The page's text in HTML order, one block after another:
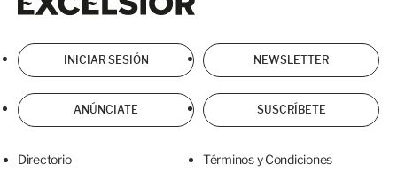
INICIAR SESIÓN NEWSLETTER
ANÚNCIATE SUSCRÍBETE
Directorio Términos y Condiciones